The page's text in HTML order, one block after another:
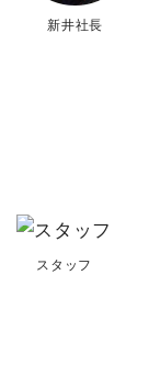
新井社長
スタッフ